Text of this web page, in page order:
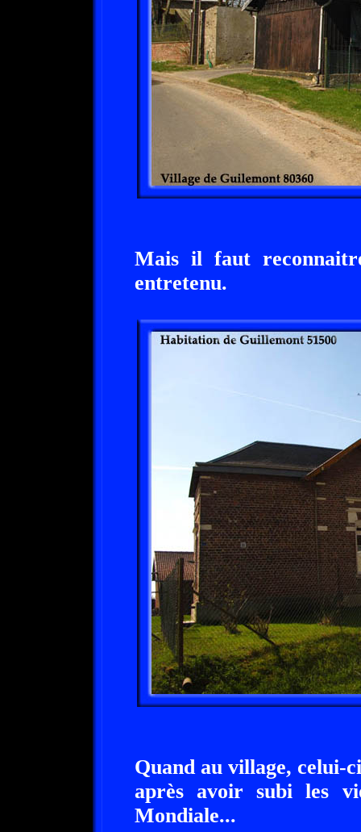
Mais il faut
entretenu.
Quand au village, celui-
après avoir subi les
Mondiale...